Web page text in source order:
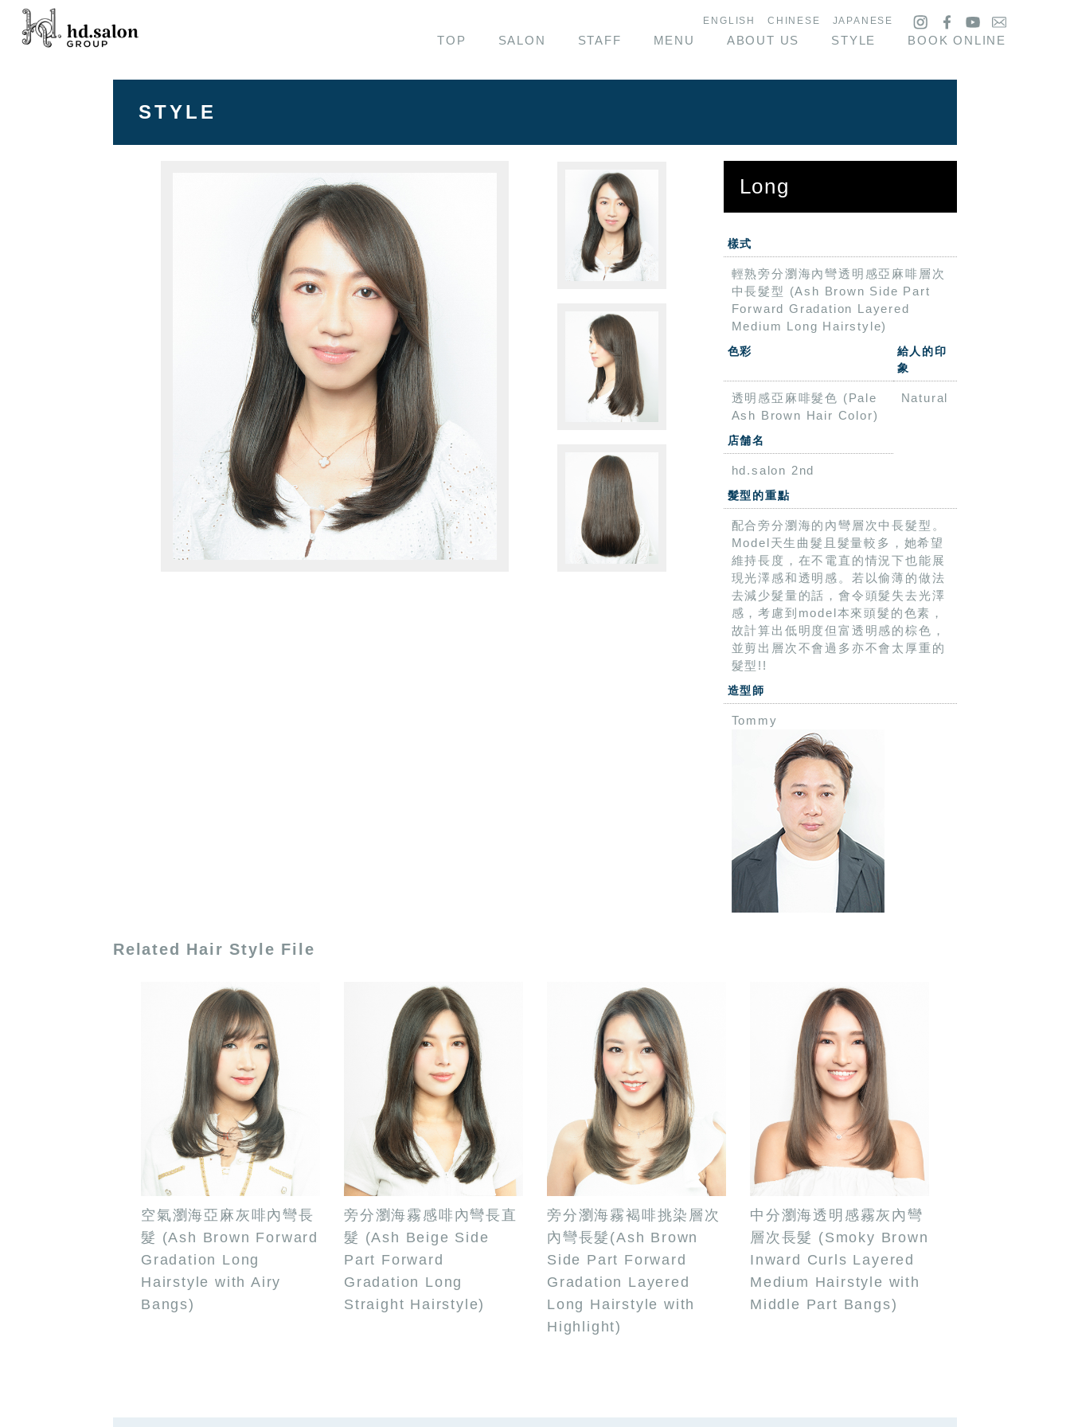
ENGLISH CHINESE JAPANESE
TOP SALON STAFF MENU ABOUT US STYLE BOOK ONLINE
STYLE
Long
樣式
輕熟旁分瀏海內彎透明感亞麻啡層次
中長髮型 (Ash Brown Side Part
Forward Gradation Layered
Medium Long Hairstyle)
色彩
給人的印
象
透明感亞麻啡髮色 (Pale
Ash Brown Hair Color)
Natural
店舗名
hd.salon 2nd
髮型的重點
配合旁分瀏海的內彎層次中長髮型。
Model天生曲髮且髮量較多，她希望
維持長度，在不電直的情況下也能展
現光澤感和透明感。若以偷薄的做法
去減少髮量的話，會令頭髮失去光澤
感，考慮到model本來頭髮的色素，
故計算出低明度但富透明感的棕色，
並剪出層次不會過多亦不會太厚重的
髮型!!
造型師
Tommy
Related Hair Style File
空氣瀏海亞麻灰啡內彎長
髮 (Ash Brown Forward
Gradation Long
Hairstyle with Airy
Bangs)
旁分瀏海霧感啡內彎長直
髮 (Ash Beige Side
Part Forward
Gradation Long
Straight Hairstyle)
旁分瀏海霧褐啡挑染層次
內彎長髮(Ash Brown
Side Part Forward
Gradation Layered
Long Hairstyle with
Highlight)
中分瀏海透明感霧灰內彎
層次長髮 (Smoky Brown
Inward Curls Layered
Medium Hairstyle with
Middle Part Bangs)